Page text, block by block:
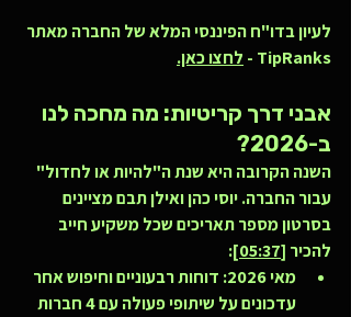
לעיון בדו"ח הפיננסי המלא של החברה מאתר
TipRanks -
לחצו כאן.
אבני דרך קריטיות: מה מחכה לנו
ב-2026?
השנה הקרובה היא שנת ה"להיות או לחדול"
עבור החברה. יוסי כהן ואילן תבם מציינים
בסרטון מספר תאריכים שכל משקיע חייב
להכיר [05:37
]:
מאי 2026:
דוחות רבעוניים וחיפוש אחר
עדכונים על שיתופי פעולה עם 4 חברות